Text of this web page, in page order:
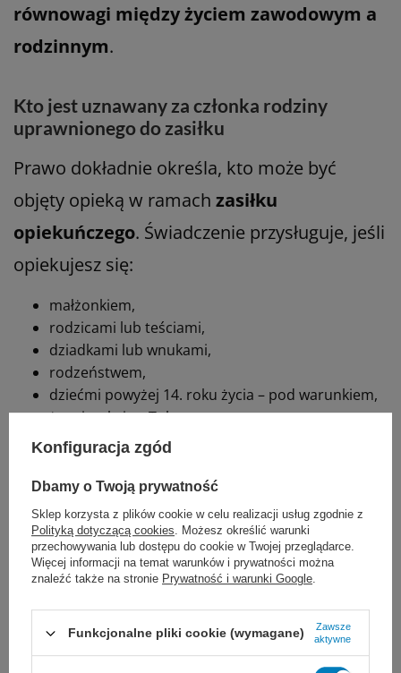
równowagi między życiem zawodowym a
rodzinnym.
Kto jest uznawany za członka rodziny
uprawnionego do zasiłku
Prawo dokładnie określa, kto może być
objęty opieką w ramach zasiłku
opiekuńczego. Świadczenie przysługuje, jeśli
opiekujesz się:
małżonkiem,
rodzicami lub teściami,
dziadkami lub wnukami,
rodzeństwem,
dziećmi powyżej 14. roku życia – pod warunkiem,
że mieszkają z Tobą.
Istnieje jednak istotne ograniczenie
w gospodarstwie domowym są inni
członkowie rodziny, którzy mogą przejąć
opiekę – zasiłek nie przysługuje. Celem jest
zapewnienie wsparcia tym, którzy
rzeczywiście nie mają innej możliwości.
W praktyce oznacza to, że nawet jeśli jesteś
Konfiguracja zgód
Dbamy o Twoją prywatność
Sklep korzysta z plików cookie w celu realizacji usług zgodnie z
Polityką dotyczącą cookies. Możesz określić warunki
przechowywania lub dostępu do cookie w Twojej przeglądarce.
Więcej informacji na temat warunków i prywatności można
znaleźć także na stronie Prywatność i warunki Google.
Funkcjonalne pliki cookie (wymagane)
Zawsze
aktywne